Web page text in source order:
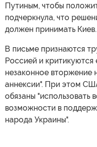
Путиным, чтобы
подчеркнула, что
должен принимать Киев.
В письме признаются
Россией и критикуются
незаконное вторжение
аннексии". При этом
обязаны "использовать
возможности в
народа Украины".